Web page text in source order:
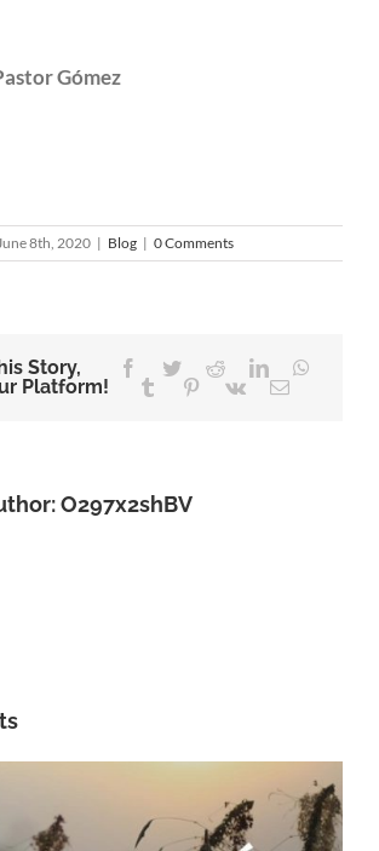
Gómez
June 8th, 2020 | Blog | 0 Comments
Story,
Platform!
Facebook
TwitterRedditLinkedIn
Tumblr Pinterest
Vk Email
O297x2shBV